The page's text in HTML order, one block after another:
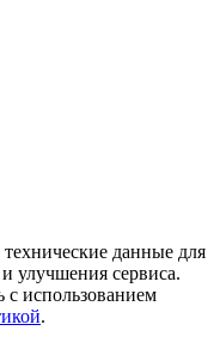
данные для
улучшения сервиса.
с использованием
.